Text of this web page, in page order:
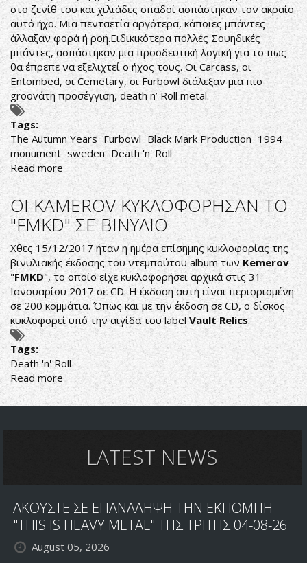
στο ζενίθ του και χιλιάδες οπαδοί ασπάστηκαν τον ακραίο
αυτό ήχο. Μια πενταετία αργότερα, κάποιες μπάντες
άλλαξαν φορά ή ροή.Ειδικικότερα πολλές Σουηδικές
μπάντες, ασπάστηκαν μια προοδευτική λογική για το πως
θα έπρεπε να εξελιχτεί ο ήχος τους. Οι Carcass, οι
Entombed, οι Cemetary, οι Furbowl διάλεξαν μια πιο
groovάτη προσέγγιση, death n’ Roll metal.
Tags:
The Autumn Years Furbowl Black Mark Production 1994
monument sweden Death 'n' Roll
Read more about
Furbowl-
The
Autumn
Years
ΟΙ KAMEROV ΚΥΚΛΟΦΟΡΗΣΑΝ ΤΟ
"FMKD" ΣΕ ΒΙΝΥΛΙΟ
Χθες 15/12/2017 ήταν η ημέρα επίσημης κυκλοφορίας της
βινυλιακής έκδοσης του ντεμπούτου album των Kemerov
"FMKD", το οποίο είχε κυκλοφορήσει αρχικά στις 31
Ιανουαρίου 2017 σε CD. Η έκδοση αυτή είναι περιορισμένη
σε 200 κομμάτια. Όπως και με την έκδοση σε CD, ο δίσκος
κυκλοφορεί υπό την αιγίδα του label Vault Relics.
Tags:
Death 'n' Roll
Read more about
ΟΙ
KAMEROV
"FMKD"LATEST NEWS
ΑΚΟΥΣΤΕ ΣΕ ΕΠΑΝΑΛΗΨΗ ΤΗΝ ΕΚΠΟΜΠΗ
"THIS IS HEAVY METAL" ΤΗΣ ΤΡΙΤΗΣ 04-08-26
August 05, 2026